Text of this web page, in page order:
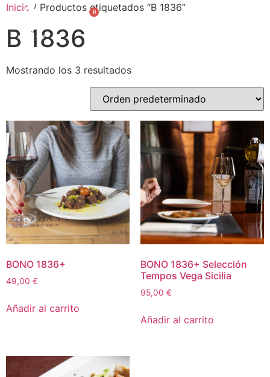
0
Inicio / Productos etiquetados “B 1836”
B 1836
Mostrando los 3 resultados
BONO 1836+
49,00 €
Añadir al carrito
BONO 1836+ Selección
Tempos Vega Sicilia
95,00 €
Añadir al carrito